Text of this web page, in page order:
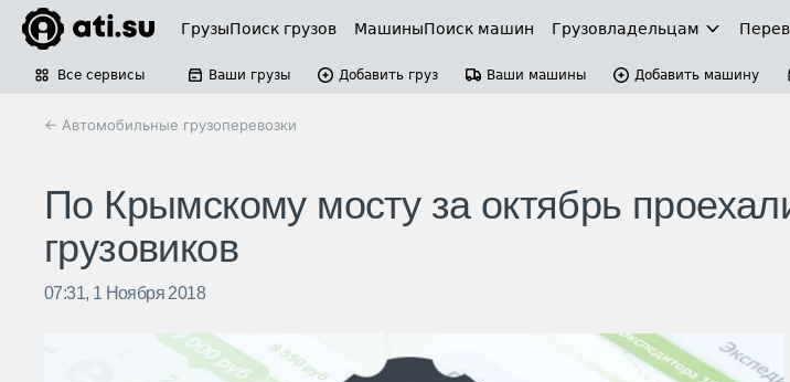
ГрузыПоиск грузов МашиныПоиск машин Грузовладельцам
Все сервисы Ваши грузы Добавить груз Ваши машины Добавить машину
← Автомобильные грузоперевозки
По Крымскому мосту за октябрь
грузовиков
07:31, 1 Ноября 2018